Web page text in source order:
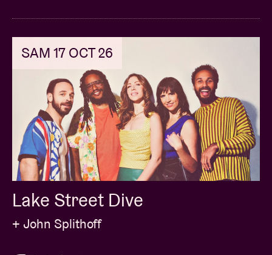
SAM 17 OCT 26
Lake Street Dive
+ John Splithoff